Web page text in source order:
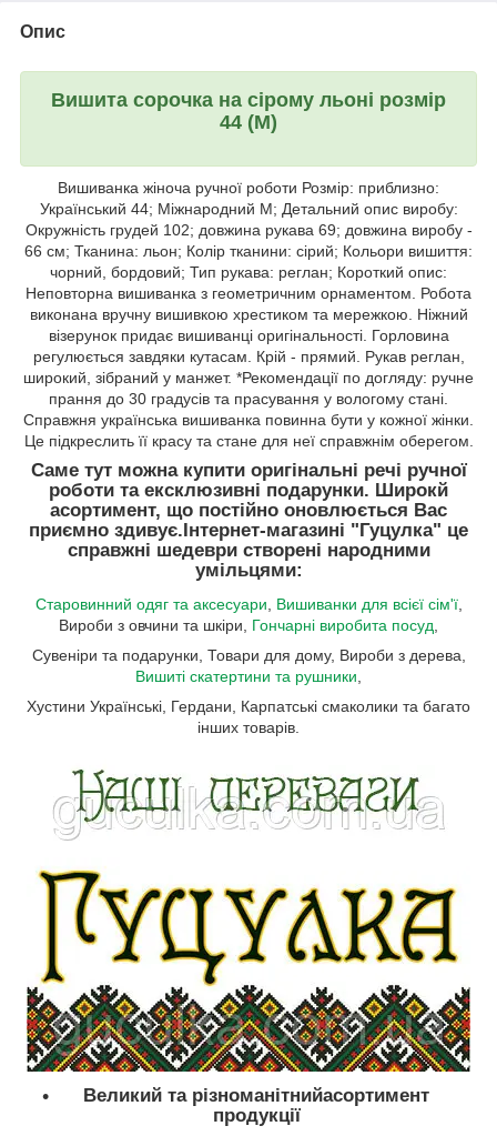
Опис
Вишита сорочка на сірому льоні розмір
44 (М)
Вишиванка жіноча ручної роботи Розмір: приблизно:
Український 44; Міжнародний М; Детальний опис виробу:
Окружність грудей 102; довжина рукава 69; довжина виробу -
66 см; Тканина: льон; Колір тканини: сірий; Кольори вишиття:
чорний, бордовий; Тип рукава: реглан; Короткий опис:
Неповторна вишиванка з геометричним орнаментом. Робота
виконана вручну вишивкою хрестиком та мережкою. Ніжний
візерунок придає вишиванці оригінальності. Горловина
регулюється завдяки кутасам. Крій - прямий. Рукав реглан,
широкий, зібраний у манжет. *Рекомендації по догляду: ручне
прання до 30 градусів та прасування у вологому стані.
Справжня українська вишиванка повинна бути у кожної жінки.
Це підкреслить її красу та стане для неї справжнім оберегом.
Саме тут можна купити оригінальні речі ручної
роботи та ексклюзивні подарунки. Широкй
асортимент, що постійно оновлюється Вас
приємно здивує. Інтернет-магазині "Гуцулка" це
справжні шедеври створені народними
умільцями:
Старовинний одяг та аксесуари Вишиванки для всієї сім'ї,
Вироби з овчини та шкіри,
Гончарні виробита посуд
Сувеніри та подарунки, Товари для дому, Вироби з дерева,
Вишиті скатертини та рушники
Хустини Українські, Гердани, Карпатські смаколики та багато
інших товарів.
Великий та різноманітнийасортимент
продукції